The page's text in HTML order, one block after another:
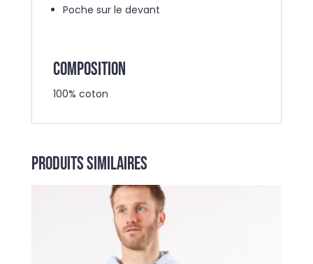
Poche sur le devant
COMPOSITION
100% coton
Produits similaires